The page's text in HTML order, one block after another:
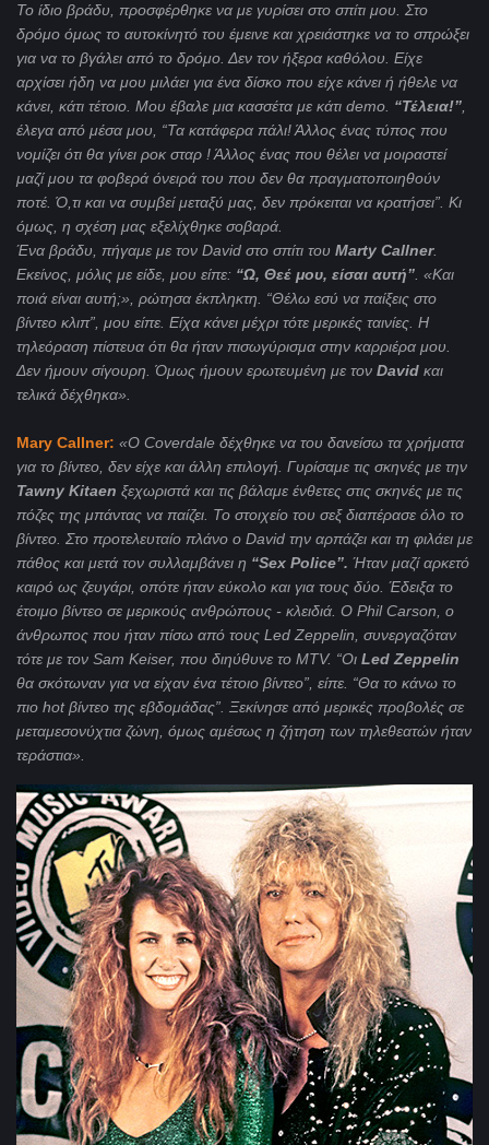
Το ίδιο βράδυ, προσφέρθηκε να με γυρίσει στο σπίτι μου. Στο
δρόμο όμως το αυτοκίνητό του έμεινε και χρειάστηκε να το σπρώξει
για να το βγάλει από το δρόμο. Δεν τον ήξερα καθόλου. Είχε
αρχίσει ήδη να μου μιλάει για ένα δίσκο που είχε κάνει ή ήθελε να
κάνει, κάτι τέτοιο. Μου έβαλε μια κασσέτα με κάτι demo “Τέλεια!”
έλεγα από μέσα μου, “Τα κατάφερα πάλι! Άλλος ένας τύπος που
νομίζει ότι θα γίνει ροκ σταρ ! Άλλος ένας που θέλει να μοιραστεί
μαζί μου τα φοβερά όνειρά του που δεν θα πραγματοποιηθούν
ποτέ. Ό,τι και να συμβεί μεταξύ μας, δεν πρόκειται να κρατήσει”. Κι
όμως, η σχέση μας εξελίχθηκε σοβαρά.
Ένα βράδυ, πήγαμε με τον David στο σπίτι του Marty Callner.
Εκείνος, μόλις με είδε, μου είπε: “Ω, Θεέ μου, είσαι αυτή” . «Και
ποιά είναι αυτή;», ρώτησα έκπληκτη. “Θέλω εσύ να παίξεις στο
βίντεο κλιπ”, μου είπε. Είχα κάνει μέχρι τότε μερικές ταινίες. Η
τηλεόραση πίστευα ότι θα ήταν πισωγύρισμα στην καρριέρα μου.
Δεν ήμουν σίγουρη. Όμως ήμουν ερωτευμένη με τον David και
τελικά δέχθηκα».
Mary Callner: «Ο Coverdale δέχθηκε να του δανείσω τα χρήματα
για το βίντεο, δεν είχε και άλλη επιλογή. Γυρίσαμε τις σκηνές με την
Tawny Kitaen ξεχωριστά και τις βάλαμε ένθετες στις σκηνές με τις
πόζες της μπάντας να παίζει. Το στοιχείο του σεξ διαπέρασε όλο το
βίντεο. Στο προτελευταίο πλάνο ο David την αρπάζει και τη φιλάει με
πάθος και μετά τον συλλαμβάνει η “Sex Police”. Ήταν μαζί αρκετό
καιρό ως ζευγάρι, οπότε ήταν εύκολο και για τους δύο. Έδειξα το
έτοιμο βίντεο σε μερικούς ανθρώπους - κλειδιά. Ο Phil Carson , ο
άνθρωπος που ήταν πίσω από τους Led Zeppelin , συνεργαζόταν
τότε με τον Sam Keiser, που διηύθυνε το MTV. “Οι Led Zeppelin
θα σκότωναν για να είχαν ένα τέτοιο βίντεο”, είπε. “Θα το κάνω το
πιο hot βίντεο της εβδομάδας”. Ξεκίνησε από μερικές προβολές σε
μεταμεσονύχτια ζώνη, όμως αμέσως η ζήτηση των τηλεθεατών ήταν
τεράστια».